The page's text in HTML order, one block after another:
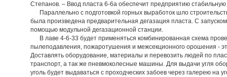
Степанов. – Ввод пласта 6-6а обеспечит предприятию стабильную
Параллельно с подготовкой горных выработок шло
была произведена предварительная дегазация пласта. С
помощью модульной дегазационной станции.
В лаве 4-6-33 будет применяться комбинированная схема
пылеподавления, пожаротушения и межсекционного орошения -
Доставлять оборудование, материалы и перевозить людей по
транспорт, а так же пневмоколесные машины. Для выдачи угля
уголь будет выдаваться с проходческих забоев через галерею на